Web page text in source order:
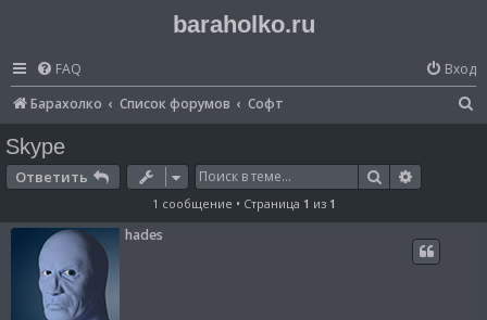
baraholko.ru
FAQ
Вход
Барахолко
Список форумов Софт
Skype
Ответить Поиск
1 сообщение • Страница 1 из 1
hades